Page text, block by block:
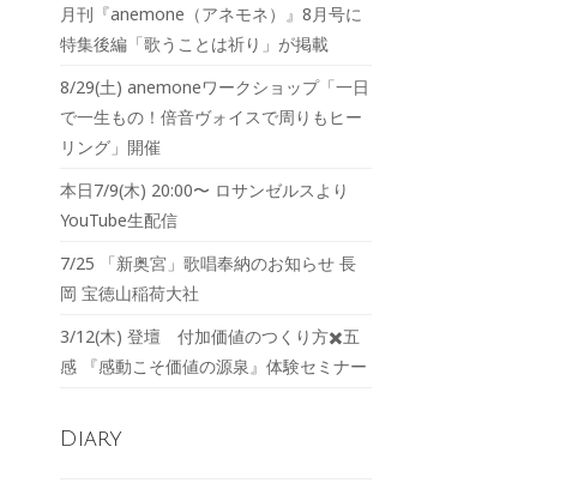
月刊『anemone（アネモネ）』8月号に
特集後編「歌うことは祈り」が掲載
8/29(土) anemoneワークショップ「一日
で一生もの！倍音ヴォイスで周りもヒー
リング」開催
本日7/9(木) 20:00〜 ロサンゼルスより
YouTube生配信
7/25 「新奥宮」歌唱奉納のお知らせ 長
岡 宝徳山稲荷大社
3/12(木) 登壇 付加価値のつくり方✖️五
感 『感動こそ価値の源泉』体験セミナー
Diary